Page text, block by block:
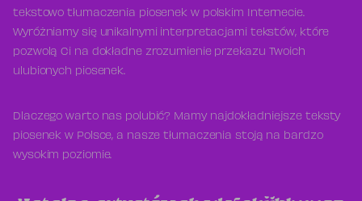
tekstowo tłumaczenia piosenek w polskim Internecie.
Wyróżniamy się unikalnymi interpretacjami tekstów, które
pozwolą Ci na dokładne zrozumienie przekazu Twoich
ulubionych piosenek.
Dlaczego warto nas polubić? Mamy najdokładniejsze teksty
piosenek w Polsce, a nasze tłumaczenia stoją na bardzo
wysokim poziomie.